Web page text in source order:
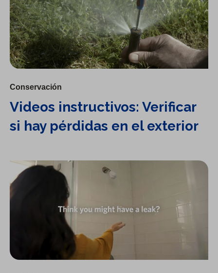
Conservación
Videos instructivos: Verificar
si hay pérdidas en el exterior
Videos instructivos: Cómo detectar pérdidas en interiores